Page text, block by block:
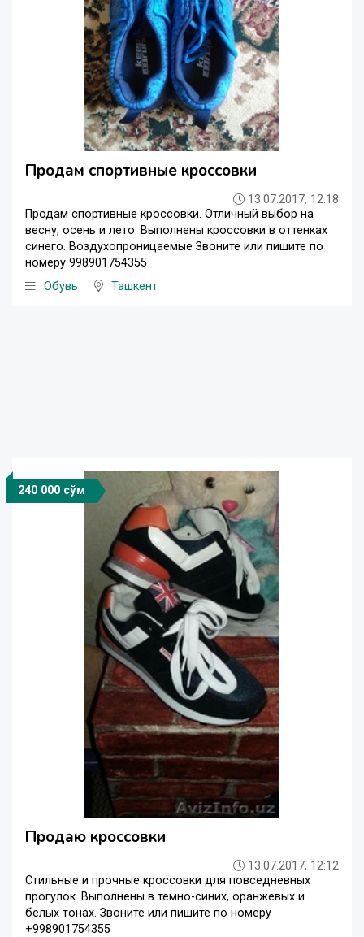
Продам спортивные кроссовки
13.07.2017, 12:18
Продам спортивные кроссовки. Отличный выбор на
весну, осень и лето. Выполнены кроссовки в оттенках
синего. Воздухопроницаемые Звоните или пишите по
номеру 998901754355
Обувь
Ташкент
240 000 сўм
Продаю кроссовки
13.07.2017, 12:12
Стильные и прочные кроссовки для повседневных
прогулок. Выполнены в темно-синих, оранжевых и
белых тонах. Звоните или пишите по номеру
+998901754355